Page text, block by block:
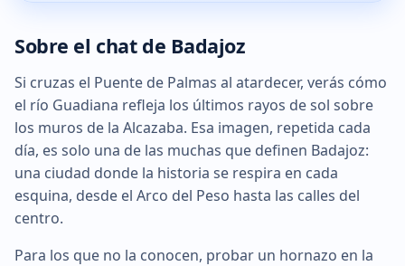
Sobre el chat de Badajoz
Si cruzas el Puente de Palmas al atardecer, verás cómo
el río Guadiana refleja los últimos rayos de sol sobre
los muros de la Alcazaba. Esa imagen, repetida cada
día, es solo una de las muchas que definen Badajoz:
una ciudad donde la historia se respira en cada
esquina, desde el Arco del Peso hasta las calles del
centro.
Para los que no la conocen, probar un hornazo en la